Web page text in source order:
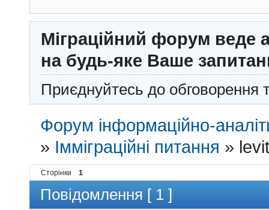
Міграційний форум веде
на будь-яке Ваше
Приєднуйтесь до обговорення
Форум інформаційно-
» Імміграційні питання »
Сторінки 1
Повідомлення [ 1 ]